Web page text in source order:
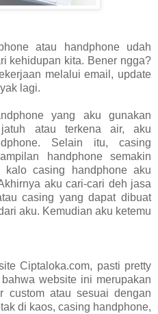
atau handphone udah
kehidupan kita. Bener ngga?
melalui email, update
lagi.
yang aku gunakan
atau terkena air, aku
Selain itu, casing
handphone semakin
casing handphone aku
aku cari-cari deh jasa
casing yang dapat dibuat
aku. Kemudian aku ketemu
Ciptaloka.com, pasti pretty
website ini merupakan
custom atau sesuai dengan
di kaos, casing handphone,